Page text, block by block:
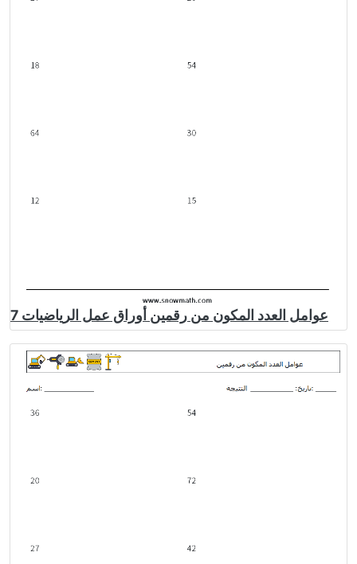
عوامل العدد المكون من رقمين أوراق عمل الرياضيات 7